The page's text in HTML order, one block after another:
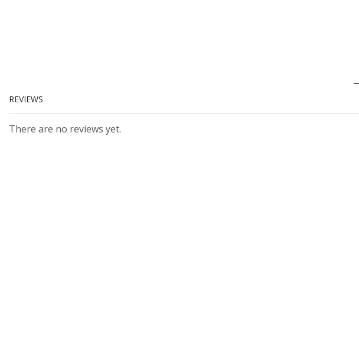
REVIEWS
There are no reviews yet.